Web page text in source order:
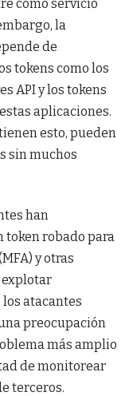
como servicio
la
de
tokens como los
API y los tokens
aplicaciones.
esto, pueden
sin muchos
han
token robado para
y otras
explotar
atacantes
preocupación
más amplio
de monitorear
terceros.